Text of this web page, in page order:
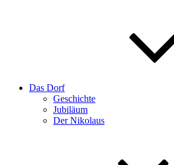
Das Dorf
Geschichte
Jubiläum
Der Nikolaus